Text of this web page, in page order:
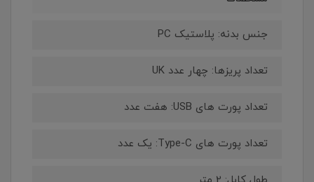
جنس بدنه: پلاستیک PC
تعداد پریزها: چهار عدد UK
تعداد پورت های USB: هفت عدد
تعداد پورت های Type-C: یک عدد